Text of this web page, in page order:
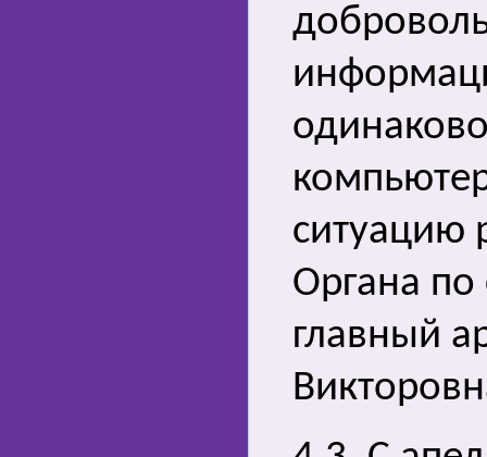
ситуацию
Органа
главный